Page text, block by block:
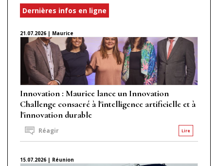
Dernières infos en ligne
21.07.2026 | Maurice
Innovation : Maurice lance un Innovation
Challenge consacré à l'intelligence artificielle et à
l'innovation durable
Lire
Réagir
15.07.2026 | Réunion